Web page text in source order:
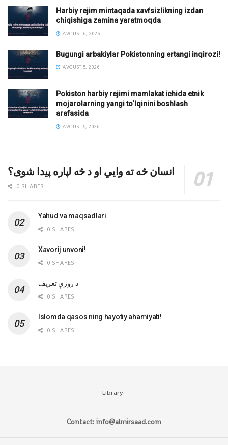
Harbiy rejim mintaqada xavfsizlikning izdan
chiqishiga zamina yaratmoqda
AVGUST 6, 2026
Bugungi arbakiylar Pokistonning ertangi inqirozi!
AVGUST 5, 2026
Pokiston harbiy rejimi mamlakat ichida etnik
mojarolarning yangi to‘lqinini boshlash
arafasida
AVGUST 5, 2026
انسان څه ته وایي او د څه لپاره پیدا شوی؟
0 SHARES
Yahud va maqsadlari
0 SHARES
Xavorij unvoni!
0 SHARES
‌د روژې تعریف
0 SHARES
Islomda qasos ning hayotiy ahamiyati!
0 SHARES
Library
Contact: info@almirsaad.com